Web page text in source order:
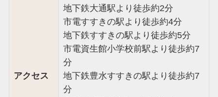
アクセス
地下鉄大通駅より徒歩約2分
市電すすきの駅より徒歩約4分
地下鉄すすきの駅より徒歩約5分
市電資生館小学校前駅より徒歩約7
分
地下鉄豊水すすきの駅より徒歩約7
分